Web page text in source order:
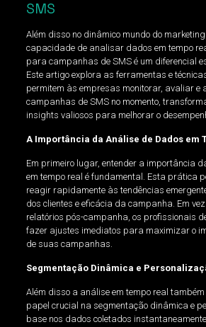
SMS
Além disso no dinâmico mundo do
capacidade de analisar dados em tempo
para campanhas de SMS é um diferencial
Este artigo explora as ferramentas e
permitem às empresas monitorar, avaliar e
campanhas de SMS no momento,
insights valiosos para melhorar o
A Importância da Análise de Dados em
Em primeiro lugar, entender a importância
em tempo real é fundamental. Esta prática
reagir rapidamente às tendências
dos clientes e eficácia da campanha. Em
relatórios pós-campanha, os profissionais
fazer ajustes imediatos para maximizar o
de suas campanhas.
Segmentação Dinâmica e
Além disso a análise em tempo real
papel crucial na segmentação dinâmica e
base nos dados coletados